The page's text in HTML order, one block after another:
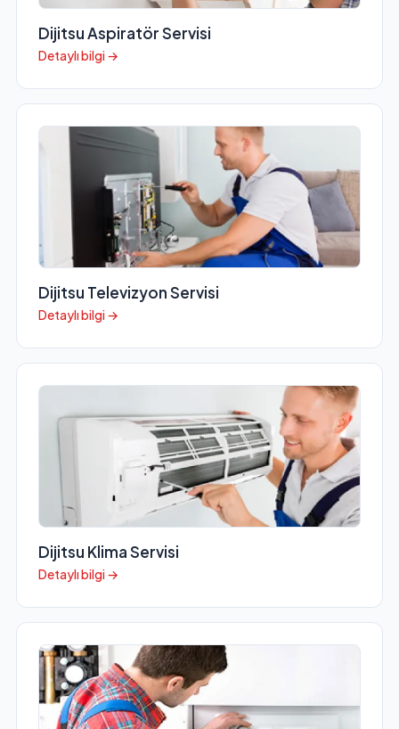
Dijitsu Aspiratör Servisi
Detaylı bilgi →
Dijitsu Televizyon Servisi
Detaylı bilgi →
Dijitsu Klima Servisi
Detaylı bilgi →